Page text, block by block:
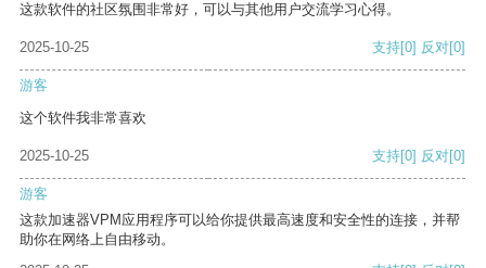
这款软件的社区氛围非常好，可以与其他用户交流学习心得。
2025-10-25 支持[0] 反对[0]
游客
这个软件我非常喜欢
2025-10-25 支持[0] 反对[0]
游客
这款加速器VPM应用程序可以给你提供最高速度和安全性的连接，并帮
助你在网络上自由移动。